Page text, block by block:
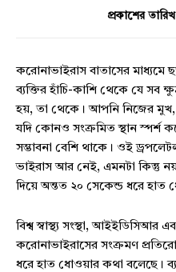
প্রকাশের
করোনাভাইরাস বাতাসের
ব্যক্তির হাঁচি-কাশি থেকে যে সব
হয়, তা থেকে। আপনি নিজের
যদি কোনও সংক্রমিত স্থান স্পর্শ
সম্ভাবনা বেশি থাকে। ওই
ভাইরাস আর নেই, এমনটা কিন্তু
দিয়ে অন্তত ২০ সেকেন্ড ধরে হাত
বিশ্ব স্বাস্থ্য সংস্থা,
করোনাভাইরাসের সংক্রমণ
ধরে হাত ধোওয়ার কথা বলেছে।